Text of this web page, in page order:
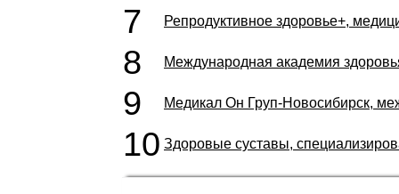
7 Репродуктивное здоровье+,
8 Международная академия
9 Медикал Он Груп-Новосибирск,
10 Здоровые суставы,